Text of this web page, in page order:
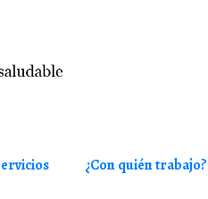
¿Con quién trabajo?